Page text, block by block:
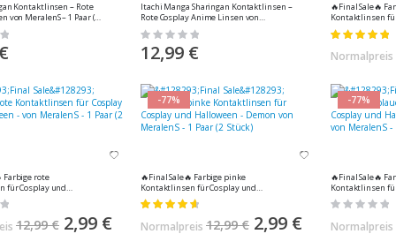
Kontaktlinsen – Rote
von MeralenS – 1 Paar (2
Itachi Manga Sharingan Kontaktlinsen –
Rote Cosplay Anime Linsen von
MeralenS – 1 Paar (2 Stück)
Rating:
0%
12,99 €
🔥Final Sale🔥 Farbige rote
Kontaktlinsen
Halloween -
(2 Stück)
Bewertung:
Normalpreis
Farbige rote
für Cosplay und
MeralenS - 1 Paar (2
12,99 € Sonderangebot
2,99 €
-77%
🔥Final Sale🔥 Farbige pinke
Kontaktlinsen für Cosplay und
Halloween - Demon von MeralenS - 1
Paar (2 Stück)
Bewertung:
Normalpreis 12,99 € Sonderangebot
2,99 €
-77%
🔥Final Sale🔥 Farbige blaue
Kontaktlinsen
Halloween -
1 Paar (2 Stück)
Rating:
Normalpreis